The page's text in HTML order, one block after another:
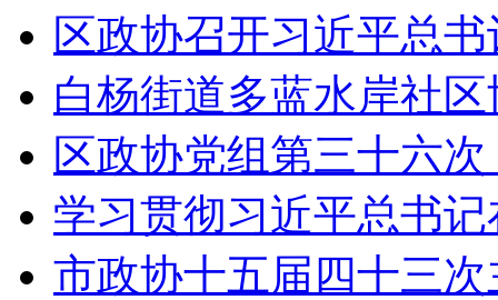
区政协召开习近平总
白杨街道多蓝水岸社
区政协党组第三十六
学习贯彻习近平总书
市政协十五届四十三